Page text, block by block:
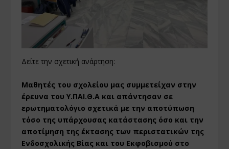
Δείτε την σχετική ανάρτηση:
Μαθητές του σχολείου μας συμμετείχαν στην
έρευνα του Υ.ΠΑΙ.Θ.Α και απάντησαν σε
ερωτηματολόγιο σχετικά με την αποτύπωση
τόσο της υπάρχουσας κατάστασης όσο και την
αποτίμηση της έκτασης των περιστατικών της
Ενδοσχολικής Βίας και του Εκφοβισμού στο